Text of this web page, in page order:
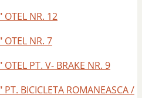
OTEL NR. 12
OTEL NR. 7
OTEL PT. V- BRAKE NR. 9
PT. BICICLETA ROMANEASCA /